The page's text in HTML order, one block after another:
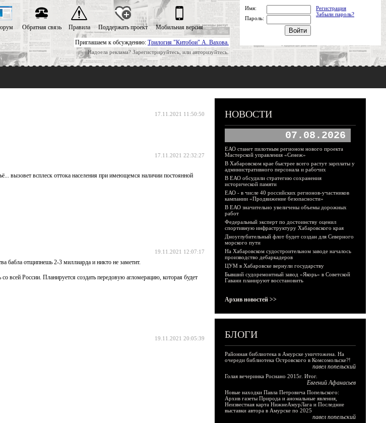
Приглашаем к обсуждению: Трилогия "Китобои" А. Вахова.
Надоела реклама? Зарегистрируйтесь, или авторизуйтесь.
Обратная связь Правила Поддержать проект Мобильная версия
Имя:
Регистрация
Забыли пароль?
Пароль:
17.11.2021 11:50:50
17.11.2021 22:32:27
вызовет всплеск оттока населения при имеющемся наличии постоянной
19.11.2021 12:07:17
бабла отщипнешь 2-3 миллиарда и никто не заметит.
всей России. Планируется создать передовую агломерацию, которая будет
19.11.2021 20:05:39
НОВОСТИ
07.08.2026
ЕАО станет пилотным регионом нового проекта
Мастерской управления «Сенеж»
В Хабаровском крае быстрее всего растут зарплаты у
административного персонала и рабочих
В ЕАО обсудили стратегию сохранения
исторической памяти
ЕАО - в числе 40 российских регионов-участников
кампании «Продвижение безопасности»
В ЕАО значительно увеличены объемы дорожных
работ
Федеральный эксперт по достоинству оценил
спортивную инфраструктуру Хабаровского края
Дноуглубительный флот будет создан для Северного
морского пути
На Хабаровском судостроительном заводе началось
производство дебаркадеров
ЦУМ в Хабаровске вернули государству
Бывший судоремонтный завод «Якорь» в Советской
Гавани планируют восстановить
Архив новостей >>
БЛОГИ
Районная библиотека в Амурске уничтожена. На
очереди библиотека Островского в Комсомольске?!
павел попельский
Голая вечеринка Роснано 2015г. Итог.
Евгений Афанасьев
Новые находки Павла Петровича Попельского:
Архив газеты Природа и аномальные явления,
Неизвестная карта НижнеАмурЛага и Последние
выставки автора в Амурске по 2025
павел попельский